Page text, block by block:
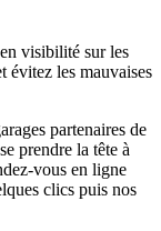
visibilité sur les
évitez les mauvaises
partenaires de
prendre la tête à
vous en ligne
clics puis nos